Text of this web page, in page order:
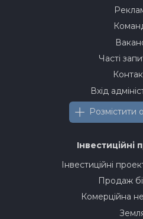
Часті
Вхід
Розмістити
Інвестиційні
Інвестиційні
Продаж
Комерційна